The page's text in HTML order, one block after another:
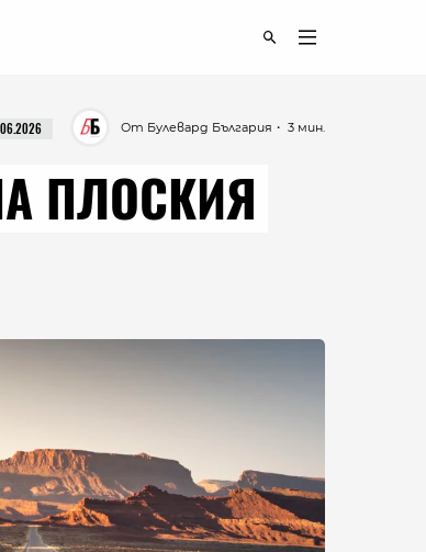
・ 3 мин.
От Булевард България
ПЛОСКИЯ